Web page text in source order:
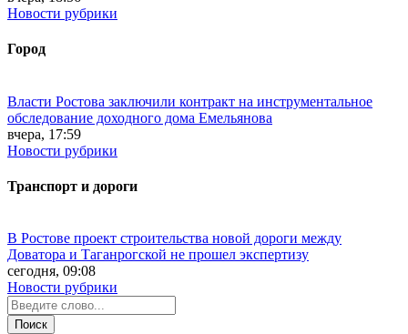
Новости рубрики
Город
Власти Ростова заключили контракт на инструментальное
обследование доходного дома Емельянова
вчера, 17:59
Новости рубрики
Транспорт и дороги
В Ростове проект строительства новой дороги между
Доватора и Таганрогской не прошел экспертизу
сегодня, 09:08
Новости рубрики